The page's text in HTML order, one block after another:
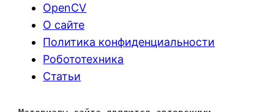
OpenCV
О сайте
Политика конфиденциальности
Робототехника
Статьи